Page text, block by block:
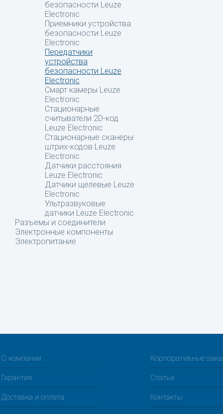
безопасности Leuze
Electronic
Приемники устройства
безопасности Leuze
Electronic
Передатчики
устройства
безопасности Leuze
Electronic
Смарт камеры Leuze
Electronic
Стационарные
считыватели 2D-код
Leuze Electronic
Стационарные сканеры
штрих-кодов Leuze
Electronic
Датчики расстояния
Leuze Electronic
Датчики щелевые Leuze
Electronic
Ультразвуковые
датчики Leuze Electronic
Разъемы и соединители
Электронные компоненты
Электропитание
О компании Корпоративные
Гарантия Статьи
Доставка и оплата Контакты